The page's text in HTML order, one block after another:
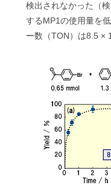
検出されなかった（
するMP1の使用量を
ー数（TON）は8.5 ×